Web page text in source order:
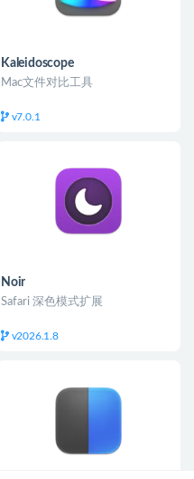
Kaleidoscope
Mac文件对比工具
v7.0.1
Noir
Safari 深色模式扩展
v2026.1.8